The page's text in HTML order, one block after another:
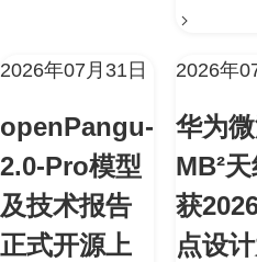
2026年07月31日
openPangu-
2.0-Pro模型
及技术报告
正式开源上
2026年
华为
MB²
获
点设